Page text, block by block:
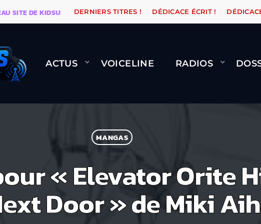
DE KIDSUNE WARÉTRO ORANGE ROAD QUI PASSE, ÇA LE
DERNIERS TITRES ! DÉDICACE ÉCRIT !
ACTUS VOICELINE RADIOS
MANGAS
« Elevator Orite
Door » de Miki